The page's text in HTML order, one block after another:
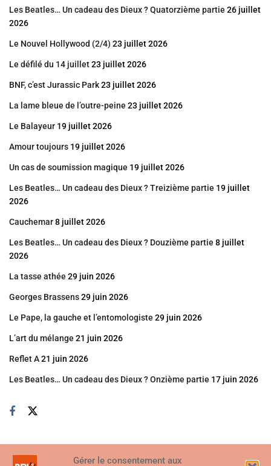
Gérer le consentement aux
Les Beatles… Un cadeau des Dieux ? Quatorzième partie 26 juillet
2026
Le Nouvel Hollywood (2/4) 23 juillet 2026
Le défilé du 14 juillet23 juillet 2026
BNF, c’est Jurassic Park23 juillet 2026
La lame bleue de l’outre-peine 23 juillet 2026
Le Balayeur 19 juillet 2026
Amour toujours 19 juillet 2026
Un cas de soumission magique 19 juillet 2026
Les Beatles… Un cadeau des Dieux ? Treizième partie 19 juillet
2026
Cauchemar8 juillet 2026
Les Beatles… Un cadeau des Dieux ? Douzième partie 8 juillet
2026
La tasse athée 29 juin 2026
Georges Brassens29 juin 2026
Le Pape, la gauche et l’entomologiste 29 juin 2026
L’art du mélange 21 juin 2026
Reflet A21 juin 2026
Les Beatles… Un cadeau des Dieux ? Onzième partie 17 juin 2026